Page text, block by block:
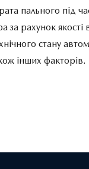
пального під
за рахунок якості
стану
інших